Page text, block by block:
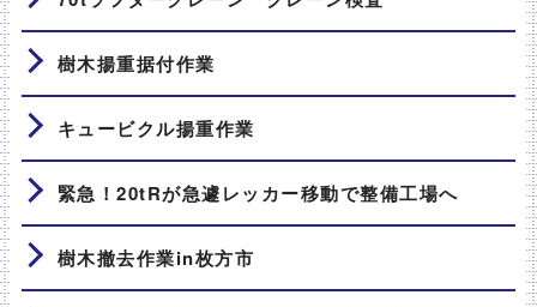
樹木揚重据付作業
キュービクル揚重作業
緊急！20tRが急遽レッカー移動で整備工場へ
樹木撤去作業in枚方市